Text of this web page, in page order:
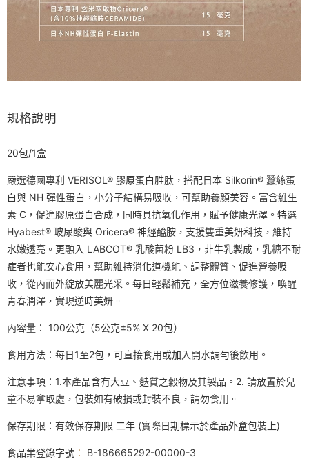
規格說明
20包/1盒
嚴選德國專利 VERISOL® 膠原蛋白胜肽，搭配日本 Silkorin® 蠶絲蛋
白與 NH 彈性蛋白，小分子結構易吸收，可幫助養顏美容。富含維生
素 C，促進膠原蛋白合成，同時具抗氧化作用，賦予健康光澤。特選
Hyabest® 玻尿酸與 Oricera® 神經醯胺，支援雙重美妍科技，維持
水嫩透亮。更融入 LABCOT® 乳酸菌粉 LB3，非牛乳製成，乳糖不耐
症者也能安心食用，幫助維持消化道機能、調整體質、促進營養吸
收，從內而外綻放美麗光采。每日輕鬆補充，全方位滋養修護，喚醒
青春潤澤，實現逆時美妍。
內容量： 100公克（5公克±5% X 20包）
食用方法：每日1至2包，可直接食用或加入開水調勻後飲用。
注意事項：1.本產品含有大豆、麩質之穀物及其製品。2. 請放置於兒
童不易拿取處，包裝如有破損或封裝不良，請勿食用。
保存期限：有效保存期限 二年 (實際日期標示於產品外盒包裝上)
食品業登錄字號 ：
B-186665292-00000-3